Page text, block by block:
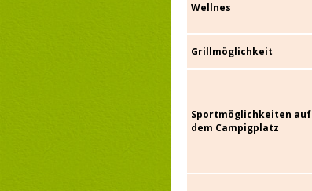
Wellnes
Grillmöglichkeit
Sportmöglichkeiten auf
dem Campigplatz